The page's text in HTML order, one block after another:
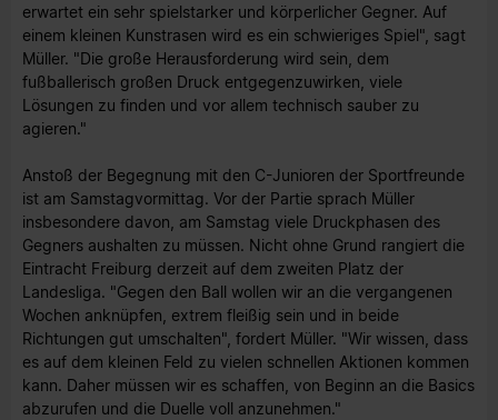
erwartet ein sehr spielstarker und körperlicher Gegner. Auf
einem kleinen Kunstrasen wird es ein schwieriges Spiel", sagt
Müller. "Die große Herausforderung wird sein, dem
fußballerisch großen Druck entgegenzuwirken, viele
Lösungen zu finden und vor allem technisch sauber zu
agieren."
Anstoß der Begegnung mit den C-Junioren der Sportfreunde
ist am Samstagvormittag. Vor der Partie sprach Müller
insbesondere davon, am Samstag viele Druckphasen des
Gegners aushalten zu müssen. Nicht ohne Grund rangiert die
Eintracht Freiburg derzeit auf dem zweiten Platz der
Landesliga. "Gegen den Ball wollen wir an die vergangenen
Wochen anknüpfen, extrem fleißig sein und in beide
Richtungen gut umschalten", fordert Müller. "Wir wissen, dass
es auf dem kleinen Feld zu vielen schnellen Aktionen kommen
kann. Daher müssen wir es schaffen, von Beginn an die Basics
abzurufen und die Duelle voll anzunehmen."